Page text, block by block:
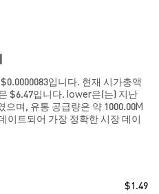
입니다. 현재 시가총액
$6.47입니다. lower은(는) 지난
으며, 유통 공급량은 약 1000.00M
이트되어 가장 정확한 시장 데이
$1.49